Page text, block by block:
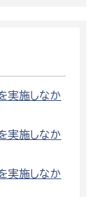
実施しなか
実施しなか
実施しなか